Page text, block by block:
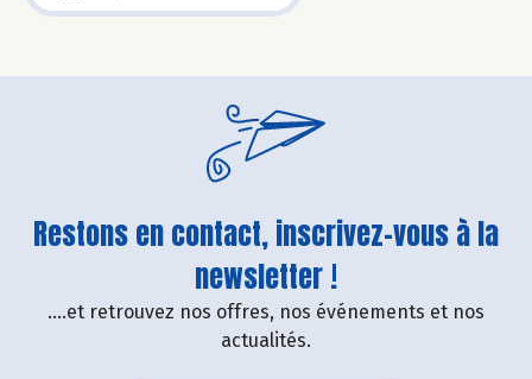
Restons en contact, inscrivez-vous à la
newsletter !
....et retrouvez nos offres, nos événements et nos
actualités.